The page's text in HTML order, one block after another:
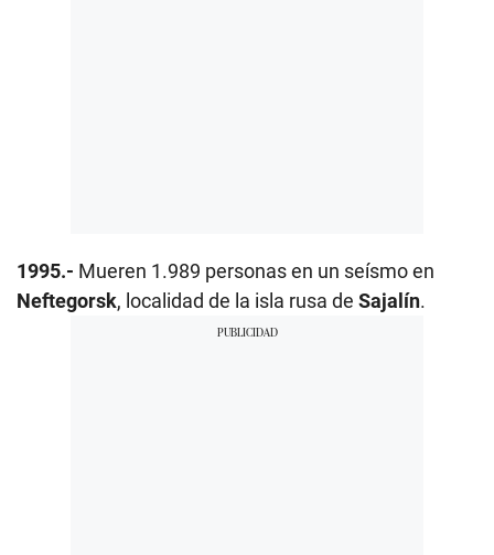
1995.- Mueren 1.989 personas en un seísmo en
Neftegorsk, localidad de la isla rusa de Sajalín.